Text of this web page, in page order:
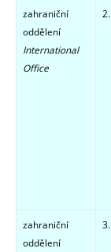
zahraniční
oddělení
International
Office
2.
zahraniční
oddělení
3.